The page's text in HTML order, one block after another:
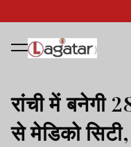
रांची में बनेगी
से मेडिको